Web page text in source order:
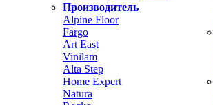
Производитель
Alpine Floor
Fargo
Art East
Vinilam
Alta Step
Home Expert
Natura